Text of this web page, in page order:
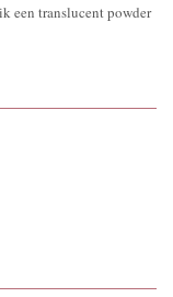
een translucent powder